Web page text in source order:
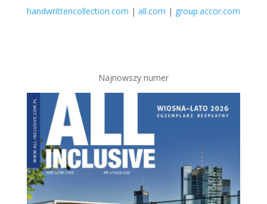
handwrittencollection.com | all.com | group.accor.com
Najnowszy numer